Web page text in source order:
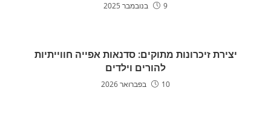
9 בנובמבר 2025
יצירת זיכרונות מתוקים: סדנאות אפייה חווייתיות
להורים וילדים
10 בפברואר 2026